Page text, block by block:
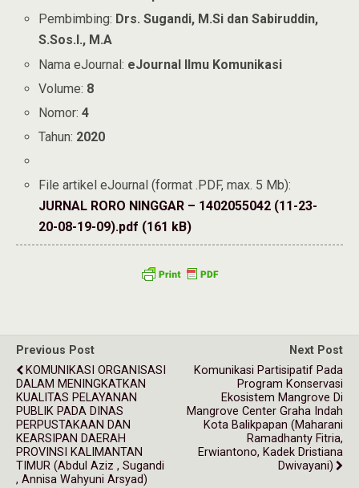
Pembimbing: Drs. Sugandi, M.Si dan Sabiruddin,
S.Sos.I., M.A
Nama eJournal: eJournal Ilmu Komunikasi
Volume: 8
Nomor:4
Tahun: 2020
File artikel eJournal (format .PDF, max. 5 Mb):
JURNAL RORO NINGGAR – 1402055042 (11-23-
20-08-19-09).pdf (161 kB)
Previous Post
KOMUNIKASI ORGANISASI
DALAM MENINGKATKAN
KUALITAS PELAYANAN
PUBLIK PADA DINAS
PERPUSTAKAAN DAN
KEARSIPAN DAERAH
PROVINSI KALIMANTAN
TIMUR (Abdul Aziz , Sugandi
, Annisa Wahyuni Arsyad)
Next Post
Komunikasi Partisipatif Pada
Program Konservasi
Ekosistem Mangrove Di
Mangrove Center Graha Indah
Kota Balikpapan (Maharani
Ramadhanty Fitria,
Erwiantono, Kadek Dristiana
Dwivayani)